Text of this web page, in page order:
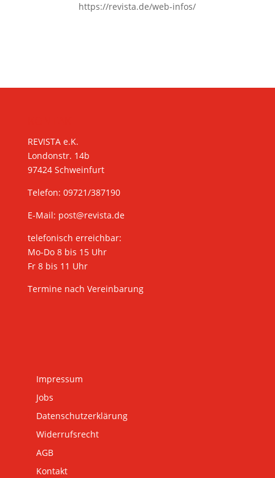
https://revista.de/web-infos/
REVISTA e.K.
Londonstr. 14b
97424 Schweinfurt
Telefon: 09721/387190
E-Mail: post@revista.de
telefonisch erreichbar:
Mo-Do 8 bis 15 Uhr
Fr 8 bis 11 Uhr
Termine nach Vereinbarung
Impressum
Jobs
Datenschutzerklärung
Widerrufsrecht
AGB
Kontakt